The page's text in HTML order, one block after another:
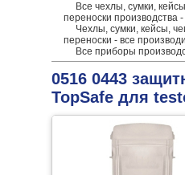
Все чехлы, сумки,
переноски производства
Чехлы, сумки, кейсы,
переноски - все
Все приборы
0516 0443
TopSafe для